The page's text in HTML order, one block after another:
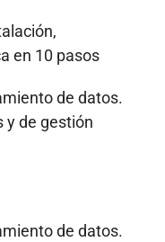
en 10 pasos
de datos.
y de gestión
de datos.